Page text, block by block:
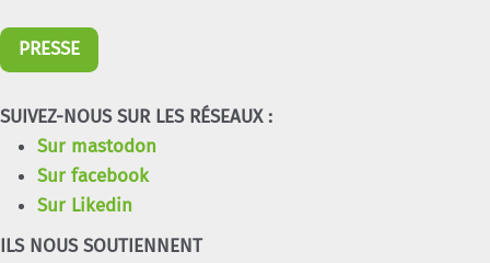
PRESSE
SUIVEZ-NOUS SUR LES RÉSEAUX :
Sur mastodon
Sur facebook
Sur Likedin
ILS NOUS SOUTIENNENT